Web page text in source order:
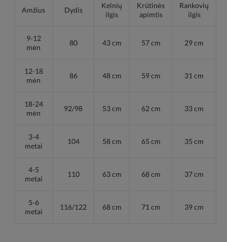
Amžius Dydis
Kelnių
ilgis
Krūtinės
apimtis
Rankovių
ilgis
9-12
mėn
80 43 cm 57 cm 29 cm
12-18
mėn
86 48 cm 59 cm 31 cm
18-24
mėn
92/98 53 cm 62 cm 33 cm
3-4
metai
104 58 cm 65 cm 35 cm
4-5
metai
110 63 cm 68 cm 37 cm
5-6
metai
116/122 68 cm 71 cm 39 cm